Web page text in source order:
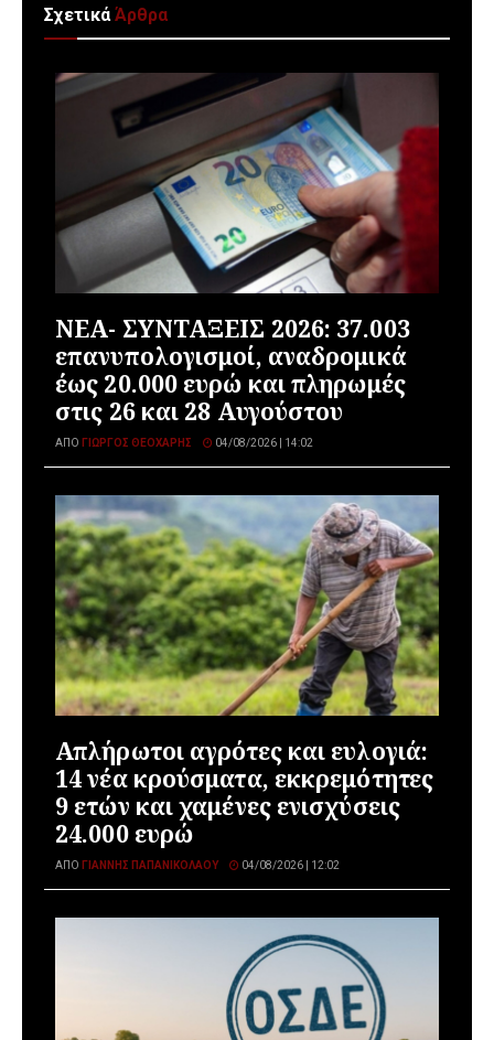
ΣχετικάΆρθρα
ΝΕΑ- ΣΥΝΤΑΞΕΙΣ 2026: 37.003
επανυπολογισμοί, αναδρομικά
έως 20.000 ευρώ και πληρωμές
στις 26 και 28 Αυγούστου
ΑΠΌ ΓΙΏΡΓΟΣ ΘΕΟΧΆΡΗΣ 04/08/2026 | 14:02
Απλήρωτοι αγρότες και ευλογιά:
14 νέα κρούσματα, εκκρεμότητες
9 ετών και χαμένες ενισχύσεις
24.000 ευρώ
ΑΠΌ ΓΙΆΝΝΗΣ ΠΑΠΑΝΙΚΟΛΆΟΥ 04/08/2026 | 12:02